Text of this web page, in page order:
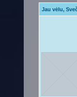
Jau vėlu,